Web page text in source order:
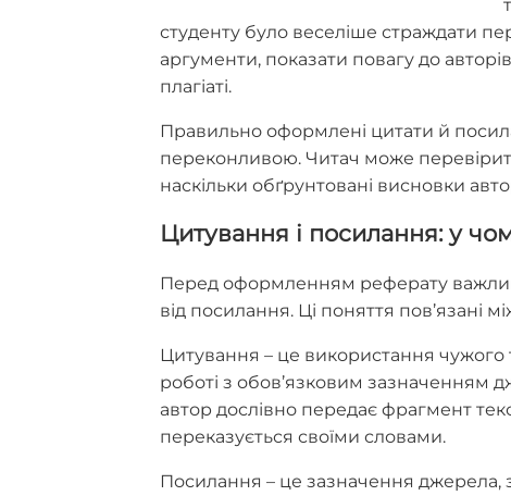
студенту було веселіше страждати
аргументи, показати повагу до
плагіаті.
Правильно оформлені цитати й
переконливою. Читач може
наскільки обґрунтовані висновки
Цитування і посилання: у
Перед оформленням реферату
від посилання. Ці поняття пов’язані
Цитування – це використання чужого
роботі з обов’язковим
автор дослівно передає фрагмент
переказується своїми словами.
Посилання – це зазначення джерела,